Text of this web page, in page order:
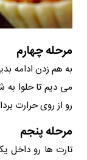
مرحله چهارم
به هم زدن ادامه
می دیم تا حلوا به
رو از روی حرارت
مرحله پنجم
تارت ها رو داخل